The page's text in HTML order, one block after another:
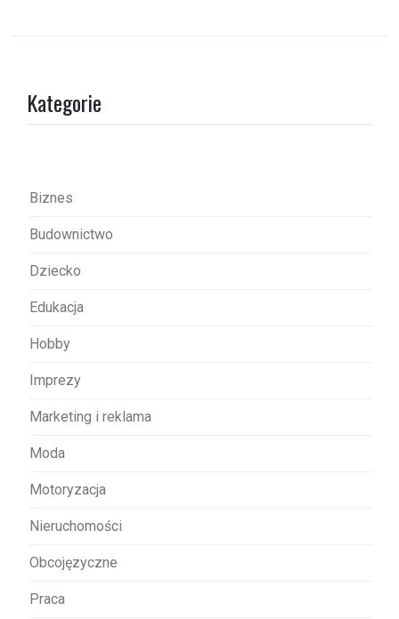
Kategorie
Biznes
Budownictwo
Dziecko
Edukacja
Hobby
Imprezy
Marketing i reklama
Moda
Motoryzacja
Nieruchomości
Obcojęzyczne
Praca